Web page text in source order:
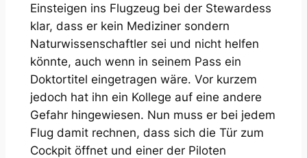
Einsteigen ins Flugzeug bei der Stewardess
klar, dass er kein Mediziner sondern
Naturwissenschaftler sei und nicht helfen
könnte, auch wenn in seinem Pass ein
Doktortitel eingetragen wäre. Vor kurzem
jedoch hat ihn ein Kollege auf eine andere
Gefahr hingewiesen. Nun muss er bei jedem
Flug damit rechnen, dass sich die Tür zum
Cockpit öffnet und einer der Piloten